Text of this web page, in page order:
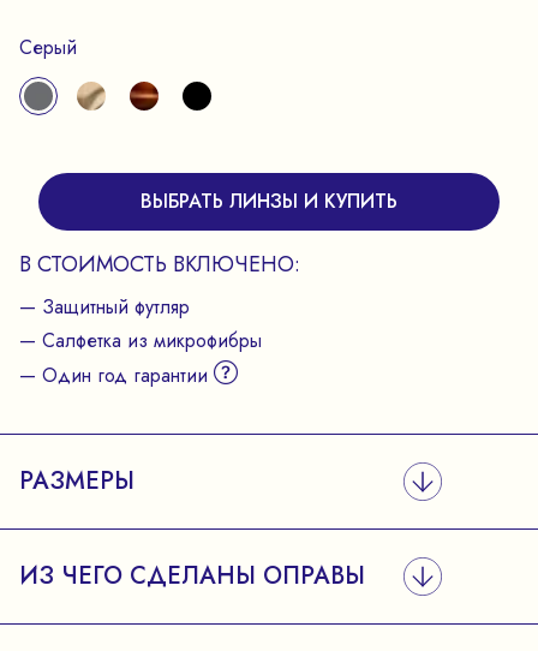
Серый
ВЫБРАТЬ ЛИНЗЫ И КУПИТЬ
В СТОИМОСТЬ ВКЛЮЧЕНО:
— Защитный футляр
— Салфетка из микрофибры
— Один год гарантии
РАЗМЕРЫ
ИЗ ЧЕГО СДЕЛАНЫ ОПРАВЫ